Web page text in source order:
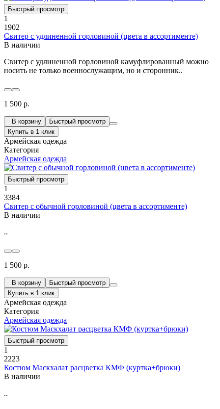
Быстрый просмотр
1
1902
Свитер с удлиненной горловиной (цвета в ассортименте)
В наличии
Свитер с удлиненной горловиной камуфлированный можно
носить не только военнослужащим, но и сторонник..
1 500 р.
В корзину
Быстрый просмотр
Купить в 1 клик
Армейская одежда
Категория
Армейская одежда
Быстрый просмотр
1
3384
Свитер с обычной горловиной (цвета в ассортименте)
В наличии
..
1 500 р.
В корзину
Быстрый просмотр
Купить в 1 клик
Армейская одежда
Категория
Армейская одежда
Быстрый просмотр
1
2223
Костюм Маскхалат расцветка КМФ (куртка+брюки)
В наличии
..